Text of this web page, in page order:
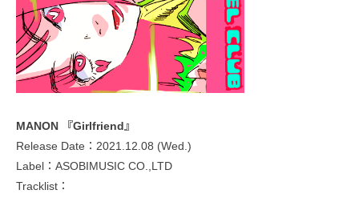
MANON 『Girlfriend』
Release Date：2021.12.08 (Wed.)
Label：ASOBIMUSIC CO.,LTD
Tracklist：